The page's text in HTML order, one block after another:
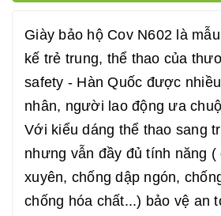
Giày bảo hộ Cov N602 là
kế trẻ trung, thể thao của
safety - Hàn Quốc được
nhân, người lao động ưa
Với kiểu dáng thể thao sang
nhưng vẫn đầy đủ tính năng (
xuyên, chống dập ngón,
chống hóa chất...) bảo vệ an